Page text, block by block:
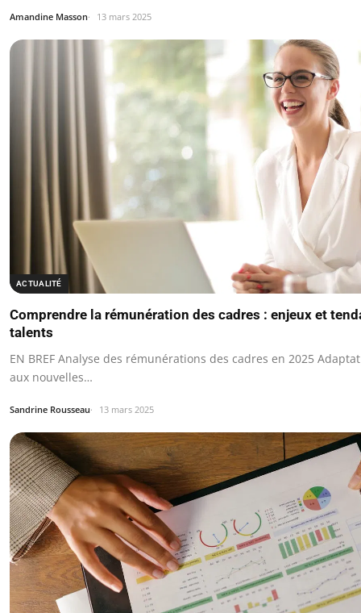
Amandine Masson 13 mars 2025
ACTUALITÉ
Comprendre la rémunération des cadres : enjeux et
talents
EN BREF Analyse des rémunérations des cadres en 2025
aux nouvelles…
Sandrine Rousseau 13 mars 2025